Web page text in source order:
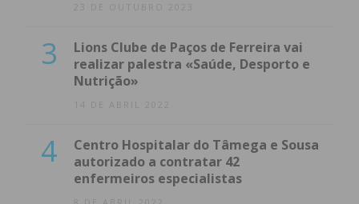
23 DE OUTUBRO 2023
3
Lions Clube de Paços de Ferreira vai
realizar palestra «Saúde, Desporto e
Nutrição»
14 DE ABRIL 2022
4
Centro Hospitalar do Tâmega e Sousa
autorizado a contratar 42
enfermeiros especialistas